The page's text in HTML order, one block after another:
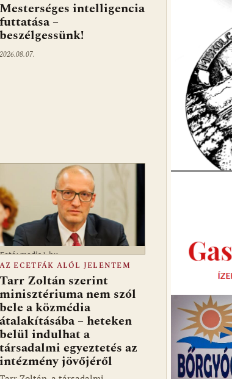
Mesterséges intelligencia
futtatása –
beszélgessünk!
2026.08.07.
Fotó: media1.hu
AZ ECETFÁK ALÓL JELENTEM
Tarr Zoltán szerint
minisztériuma nem szól
bele a közmédia
átalakításába – heteken
belül indulhat a
társadalmi egyeztetés az
intézmény jövőjéről